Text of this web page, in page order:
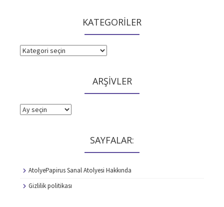
KATEGORİLER
KATEGORİLER
ARŞİVLER
ARŞİVLER
SAYFALAR:
AtolyePapirus Sanal Atolyesi Hakkında
Gizlilik politikası